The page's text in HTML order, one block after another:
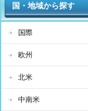
国・地域から探す
国際
欧州
北米
中南米